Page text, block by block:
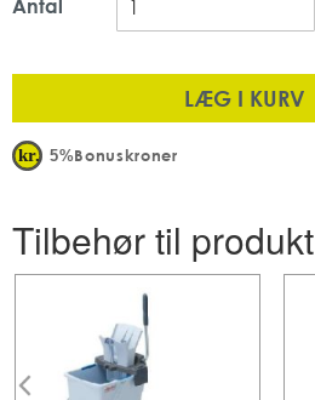
Antal
LÆG I KURV
5%Bonuskroner
Tilbehør til produkt